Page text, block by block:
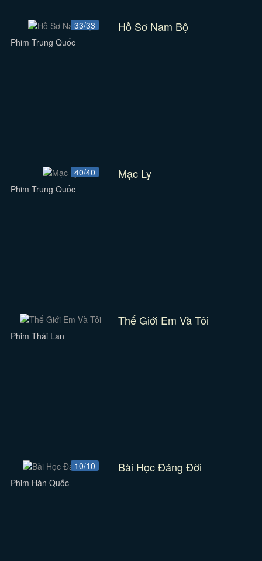
33/33 Hồ Sơ Nam Bộ
Phim Trung Quốc
40/40 Mạc Ly
Phim Trung Quốc
Thế Giới Em Và Tôi
Phim Thái Lan
10/10 Bài Học Đáng Đời
Phim Hàn Quốc